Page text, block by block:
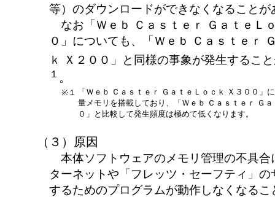
等）のダウンロードができなくなることが
なお「Ｗｅｂ Ｃａｓｔｅｒ ＧａｔｅＬ
０」についても、「Ｗｅｂ Ｃａｓｔｅｒ
ｋ Ｘ２００」と同様の事象が発生するこ
１ 。
※１
「Ｗｅｂ Ｃａｓｔｅｒ ＧａｔｅＬｏｃｋ Ｘ３００」
量メモリを搭載しており、「Ｗｅｂ Ｃａｓｔｅｒ Ｇ
０」と比較して発生頻度は極めて低くなります。
（３）原因
本体ソフトウェアのメモリ管理の不具合
ターネットや「フレッツ・セーフティ」の
するためのプログラムが動作しなくなるこ